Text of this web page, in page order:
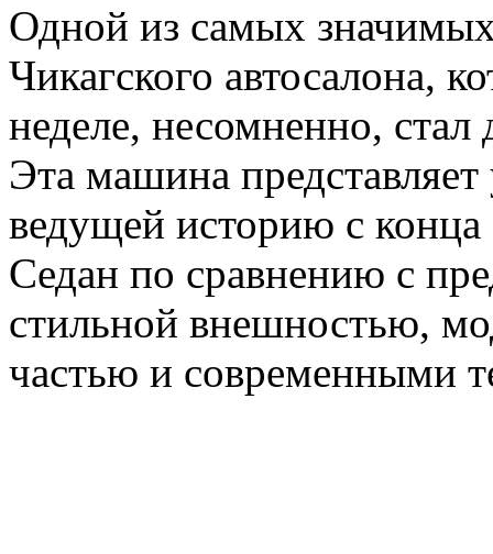
Одной из самых
Чикагского автосалона,
неделе, несомненно,
Эта машина
ведущей историю с
Седан по сравнению с
стильной внешностью,
частью и современными